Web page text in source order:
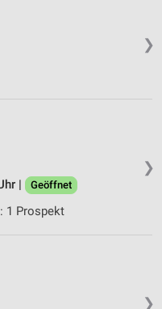
❯
❯
|
Geöffnet
1 Prospekt
❯
oder
Angebote
von